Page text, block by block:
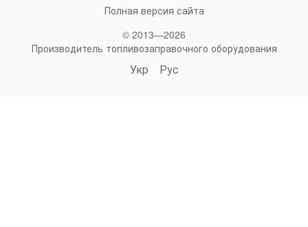
Полная версия сайта
© 2013—2026
Производитель топливозаправочного оборудования
Укр Рус